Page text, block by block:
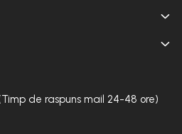
de raspuns mail 24-48 ore)